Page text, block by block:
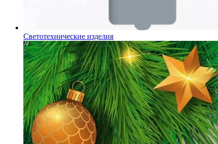
Светотехнические изделия